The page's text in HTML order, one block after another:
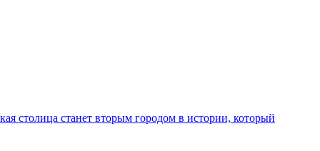
столица станет вторым городом в истории, который